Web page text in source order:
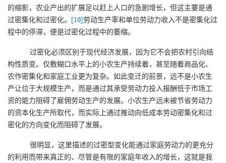
的缩影，农业产出的扩展足以赶上人口的急剧增长，但这主要是通
过密集化和过密化。 [10]劳动生产率和单位劳动力收入不是密集化过
程中的停滞，便是过密化过程中的萎缩。
过密化必须区别于现代经济发展，因为它不会把农村引向结
构性质变。仅敷糊口水平上的小农生产持续着，甚至随着商品化、
农作密集化和家庭工业更为复杂。如此变迁的前景，远不是小农生
产让位于大规模生产，而是通过其承受劳动力投入报酬低于市场工
资的能力阻碍了雇佣劳动生产的发展。小农生产远未被节省劳动力
的资本化生产所取代，而实际上通过推动向低成本劳动密集化和过
密化的方向变化而阻碍了发展。
很明显，这里描述的过密型变化能通过家庭劳动力的更充分
的利用而带来真正的、尽管是有限的家庭年收入的增长，这就是我